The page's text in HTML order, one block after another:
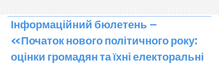
Інформаційний бюлетень –
«Початок нового політичного року:
оцінки громадян та їхні електоральні